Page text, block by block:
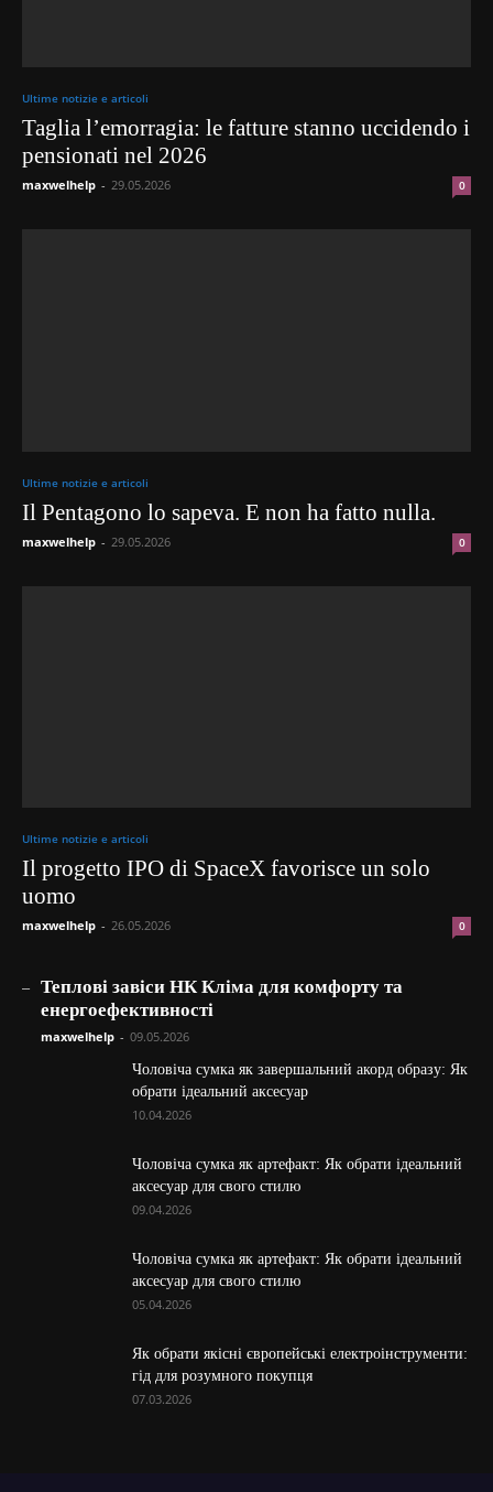
Ultime notizie e articoli
Taglia l’emorragia: le fatture stanno uccidendo i
pensionati nel 2026
maxwelhelp - 29.05.2026 0
Ultime notizie e articoli
Il Pentagono lo sapeva. E non ha fatto nulla.
maxwelhelp - 29.05.2026 0
Ultime notizie e articoli
Il progetto IPO di SpaceX favorisce un solo
uomo
maxwelhelp - 26.05.2026 0
Теплові завіси НК Кліма для комфорту та
енергоефективності
maxwelhelp - 09.05.2026
Чоловіча сумка як завершальний акорд образу: Як
обрати ідеальний аксесуар
10.04.2026
Чоловіча сумка як артефакт: Як обрати ідеальний
аксесуар для свого стилю
09.04.2026
Чоловіча сумка як артефакт: Як обрати ідеальний
аксесуар для свого стилю
05.04.2026
Як обрати якісні європейські електроінструменти:
гід для розумного покупця
07.03.2026